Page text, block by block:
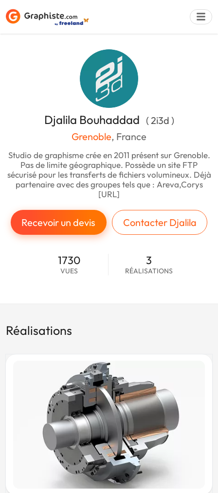
Djalila Bouhaddad ( 2i3d )
Grenoble, France
Studio de graphisme crée en 2011 présent sur Grenoble.
Pas de limite géographique. Possède un site FTP
sécurisé pour les transferts de fichiers volumineux. Déjà
partenaire avec des groupes tels que : Areva,Corys
[URL]
Recevoir un devis Contacter Djalila
1730
VUES
3
RÉALISATIONS
Réalisations